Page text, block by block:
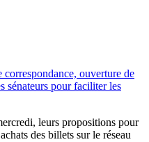
ouverture de
sénateurs pour faciliter les
leurs propositions pour
des billets sur le réseau